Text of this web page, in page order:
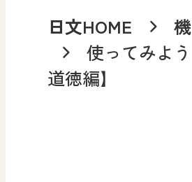
日文HOME
使ってみよ
道徳編】